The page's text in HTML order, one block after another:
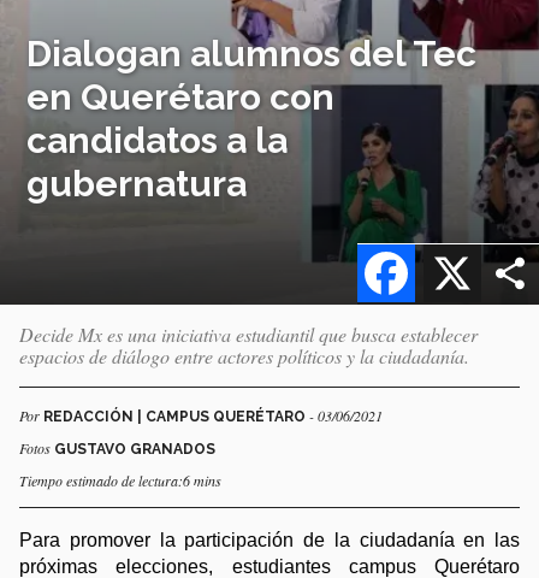
Dialogan alumnos del Tec
en Querétaro con
candidatos a la
gubernatura
X
Facebook
Decide Mx es una iniciativa estudiantil que busca establecer
espacios de diálogo entre actores políticos y la ciudadanía.
Por REDACCIÓN | CAMPUS QUERÉTARO - 03/06/2021
Fotos GUSTAVO GRANADOS
Tiempo estimado de lectura:6 mins
Para promover la participación de la ciudadanía en las
próximas elecciones, estudiantes campus Querétaro